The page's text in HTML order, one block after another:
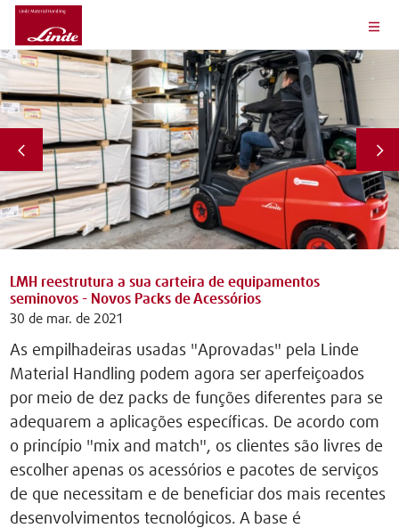
LMH reestrutura a sua carteira de equipamentos
seminovos - Novos Packs de Acessórios
30 de mar. de 2021
As empilhadeiras usadas "Aprovadas" pela Linde
Material Handling podem agora ser aperfeiçoados
por meio de dez packs de funções diferentes para se
adequarem a aplicações específicas. De acordo com
o princípio "mix and match", os clientes são livres de
escolher apenas os acessórios e pacotes de serviços
de que necessitam e de beneficiar dos mais recentes
desenvolvimentos tecnológicos. A base é